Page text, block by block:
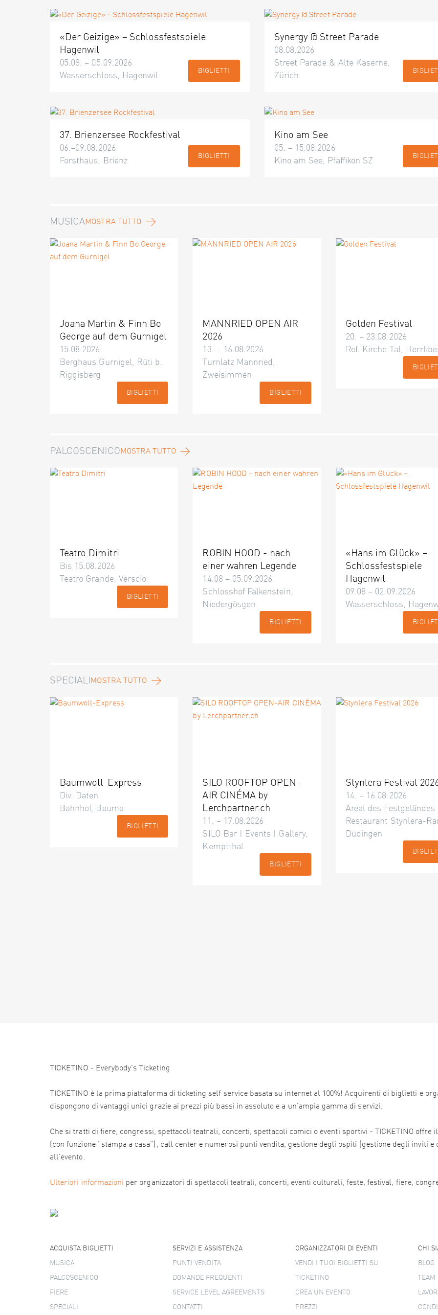
«Der Geizige» – Schlossfestspiele
Hagenwil
05.08. – 05.09.2026
Wasserschloss, Hagenwil
BIGLIETTI
Synergy @ Street Parade
08.08.2026
Street Parade & Alte Kaserne,
Zürich
37. Brienzersee Rockfestival
06.–09.08.2026
Forsthaus, Brienz
BIGLIETTI
Kino am See
05. – 15.08.2026
Kino am See, Pfäffikon SZ
MUSICAMOSTRA TUTTO
Joana Martin & Finn Bo
George auf dem Gurnigel
15.08.2026
Berghaus Gurnigel, Rüti b.
Riggisberg
BIGLIETTI
MANNRIED OPEN AIR
2026
13. – 16.08.2026
Turnlatz Mannried,
Zweisimmen
BIGLIETTI
Golden Festival
20. – 23.08.2026
Ref. Kirche Tal,
PALCOSCENICOMOSTRA TUTTO
Teatro Dimitri
Bis 15.08.2026
Teatro Grande, Verscio
BIGLIETTI
ROBIN HOOD - nach
einer wahren Legende
14.08 – 05.09.2026
Schlosshof Falkenstein,
Niedergösgen
BIGLIETTI
«Hans im Glück» –
Schlossfestspiele
Hagenwil
09.08 – 02.09.2026
Wasserschloss,
SPECIALIMOSTRA TUTTO
Baumwoll-Express
Div. Daten
Bahnhof, Bauma
BIGLIETTI
SILO ROOFTOP OPEN-
AIR CINÉMA by
Lerchpartner.ch
11. – 17.08.2026
SILO Bar | Events | Gallery,
Kemptthal
BIGLIETTI
Stynlera Festival
14. – 16.08.2026
Areal des Festgeländes
Restaurant Stynlera-
Düdingen
TICKETINO - Everybody's Ticketing
TICKETINO è la prima piattaforma di ticketing self service basata su internet al 100%! Acquirenti di biglietti e
dispongono di vantaggi unici grazie ai prezzi più bassi in assoluto e a un'ampia gamma di servizi.
Che si tratti di fiere, congressi, spettacoli teatrali, concerti, spettacoli comici o eventi sportivi - TICKETINO
(con funzione "stampa a casa"), call center e numerosi punti vendita, gestione degli ospiti (gestione degli inviti
all'evento.
Ulteriori informazioni per organizzatori di spettacoli teatrali, concerti, eventi culturali, feste, festival, fiere,
ACQUISTA BIGLIETTI
MUSICA
PALCOSCENICO
FIERE
SPECIALI
SERVIZI E ASSISTENZA
PUNTI VENDITA
DOMANDE FREQUENTI
SERVICE LEVEL AGREEMENTS
CONTATTI
ORGANIZZATORI DI EVENTI
VENDI I TUOI BIGLIETTI SU
TICKETINO
CREA UN EVENTO
PREZZI
CHI
BLOG
TEAM